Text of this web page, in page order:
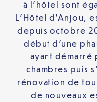
à l’hôtel sont
L’Hôtel d’Anjou,
depuis octobre
début d’une
ayant démarré
chambres puis
rénovation de
de nouveaux